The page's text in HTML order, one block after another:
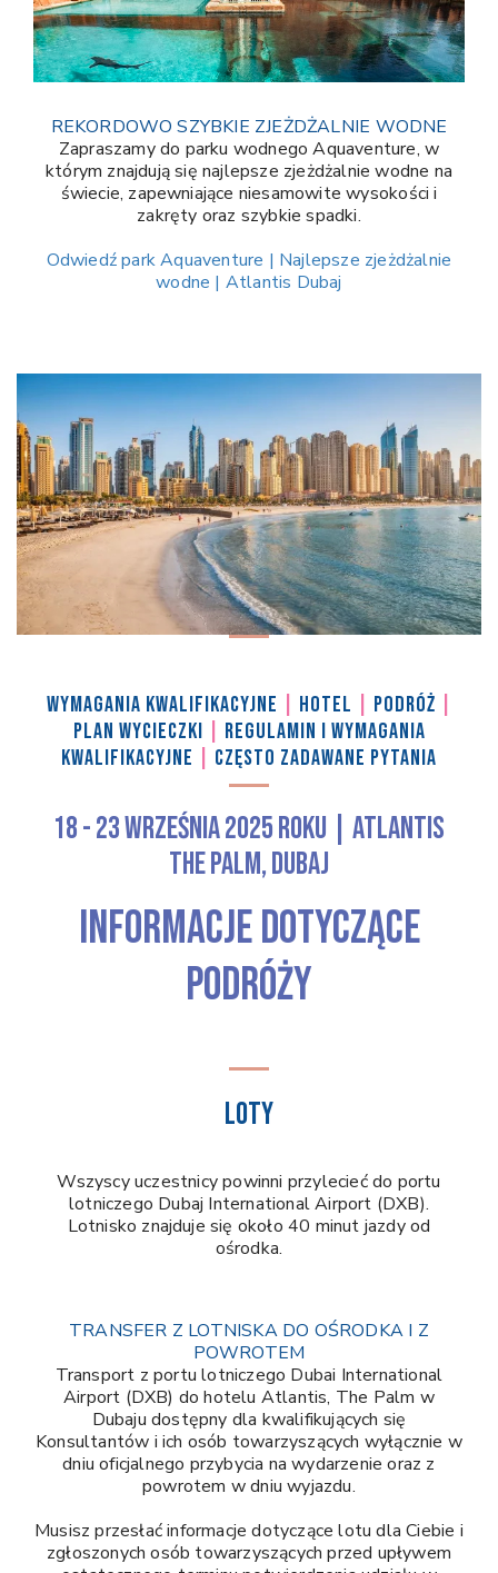
REKORDOWO SZYBKIE ZJEŻDŻALNIE WODNE
Zapraszamy do parku wodnego Aquaventure, w
którym znajdują się najlepsze zjeżdżalnie wodne na
świecie, zapewniające niesamowite wysokości i
zakręty oraz szybkie spadki.
Odwiedź park Aquaventure | Najlepsze zjeżdżalnie
wodne | Atlantis Dubaj
WYMAGANIA KWALIFIKACYJNE HOTEL PODRÓŻ
PLAN WYCIECZKI
REGULAMIN I WYMAGANIA
KWALIFIKACYJNE
CZĘSTO ZADAWANE PYTANIA
18 - 23 września 2025 roku | Atlantis
The Palm, Dubaj
INFORMACJE DOTYCZĄCE
PODRÓŻY
LOTY
Wszyscy uczestnicy powinni przylecieć do portu
lotniczego Dubaj International Airport (DXB).
Lotnisko znajduje się około 40 minut jazdy od
ośrodka.
TRANSFER Z LOTNISKA DO OŚRODKA I Z
POWROTEM
Transport z portu lotniczego Dubai International
Airport (DXB) do hotelu Atlantis, The Palm w
Dubaju dostępny dla kwalifikujących się
Konsultantów i ich osób towarzyszących wyłącznie w
dniu oficjalnego przybycia na wydarzenie oraz z
powrotem w dniu wyjazdu.
Musisz przesłać informacje dotyczące lotu dla Ciebie i
zgłoszonych osób towarzyszących przed upływem